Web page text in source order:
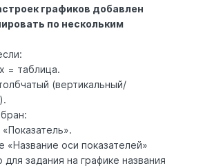
графиков добавлен
по нескольким
= таблица.
(вертикальный/
«Название оси показателей»
задания на графике названия